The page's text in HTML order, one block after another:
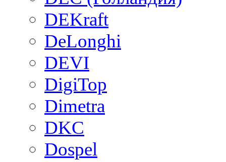
DEKraft
DeLonghi
DEVI
DigiTop
Dimetra
DKC
Dospel